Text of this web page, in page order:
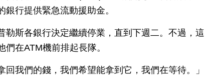
行提供緊急流動援助金。
勒斯各銀行決定繼續停業，直到下週二。不過，這
在ATM機前排起長隊。
我們的錢，我們希望能拿到它，我們在等待。」